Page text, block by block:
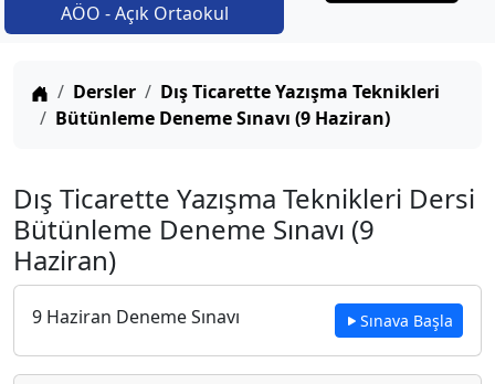
AÖO - Açık Ortaokul
Anasayfa
Dersler
Dış Ticarette Yazışma Teknikleri
Bütünleme Deneme Sınavı (9 Haziran)
Dış Ticarette Yazışma Teknikleri Dersi
Bütünleme Deneme Sınavı (9
Haziran)
9 Haziran Deneme Sınavı Sınava Başla